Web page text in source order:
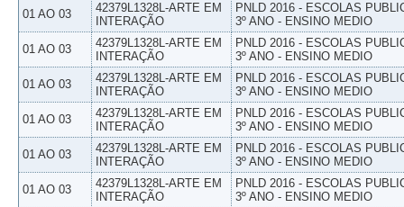
01 AO 03
42379L1328L-ARTE EM
INTERAÇÃO
PNLD 2016 - ESCOLAS
3º ANO - ENSINO MEDIO
01 AO 03
42379L1328L-ARTE EM
INTERAÇÃO
PNLD 2016 - ESCOLAS
3º ANO - ENSINO MEDIO
01 AO 03
42379L1328L-ARTE EM
INTERAÇÃO
PNLD 2016 - ESCOLAS
3º ANO - ENSINO MEDIO
01 AO 03
42379L1328L-ARTE EM
INTERAÇÃO
PNLD 2016 - ESCOLAS
3º ANO - ENSINO MEDIO
01 AO 03
42379L1328L-ARTE EM
INTERAÇÃO
PNLD 2016 - ESCOLAS
3º ANO - ENSINO MEDIO
01 AO 03
42379L1328L-ARTE EM
INTERAÇÃO
PNLD 2016 - ESCOLAS
3º ANO - ENSINO MEDIO